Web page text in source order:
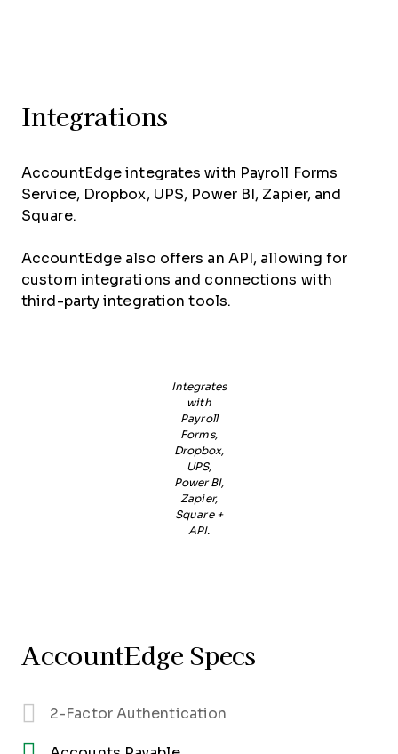
Integrations
AccountEdge integrates with Payroll Forms
Service, Dropbox, UPS, Power BI, Zapier, and
Square.
AccountEdge also offers an API, allowing for
custom integrations and connections with
third-party integration tools.
Integrates
with
Payroll
Forms,
Dropbox,
UPS,
Power BI,
Zapier,
Square +
API.
AccountEdge Specs
2-Factor Authentication